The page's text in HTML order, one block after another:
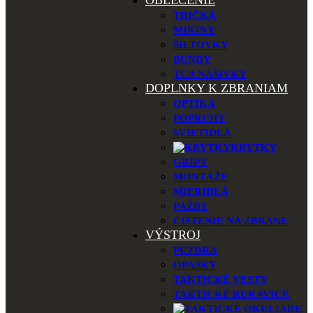
TRIČKÁ
MIKINY
ŠILTOVKY
BUNDY
TCA NÁŠIVKY
DOPLNKY K ZBRANIAM
OPTIKA
POPRUHY
SVIETIDLÁ
KRYTKY
GRIPY
MONTÁŽE
MIERIDLÁ
PAŽBY
ČISTENIE NA ZBRANE
VÝSTROJ
PÚZDRA
OPASKY
TAKTICKÉ VESTY
TAKTICKÉ RUKAVICE